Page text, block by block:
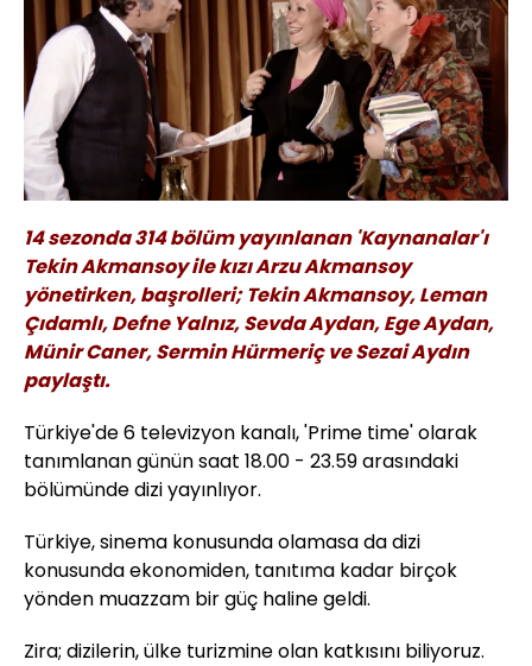
14 sezonda 314 bölüm yayınlanan 'Kaynanalar'ı
Tekin Akmansoy ile kızı Arzu Akmansoy
yönetirken, başrolleri; Tekin Akmansoy, Leman
Çıdamlı, Defne Yalnız, Sevda Aydan, Ege Aydan,
Münir Caner, Sermin Hürmeriç ve Sezai Aydın
paylaştı.
Türkiye'de 6 televizyon kanalı, 'Prime time' olarak
tanımlanan günün saat 18.00 - 23.59 arasındaki
bölümünde dizi yayınlıyor.
Türkiye, sinema konusunda olamasa da dizi
konusunda ekonomiden, tanıtıma kadar birçok
yönden muazzam bir güç haline geldi.
Zira; dizilerin, ülke turizmine olan katkısını biliyoruz.